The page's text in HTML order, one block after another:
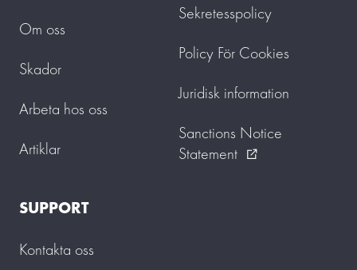
Om oss
Skador
Arbeta hos oss
Artiklar
Sekretesspolicy
Policy För Cookies
Juridisk information
Sanctions Notice
Statement
external_link
SUPPORT
Kontakta oss